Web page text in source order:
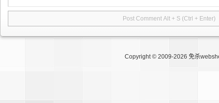
Copyright © 2009-2026 免杀